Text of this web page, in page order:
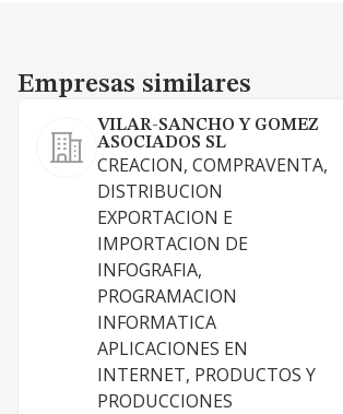
Empresas similares
Empresas similares
VILAR-SANCHO Y GOMEZ
ASOCIADOS SL
CREACION, COMPRAVENTA,
DISTRIBUCION
EXPORTACION E
IMPORTACION DE
INFOGRAFIA,
PROGRAMACION
INFORMATICA
APLICACIONES EN
INTERNET, PRODUCTOS Y
PRODUCCIONES